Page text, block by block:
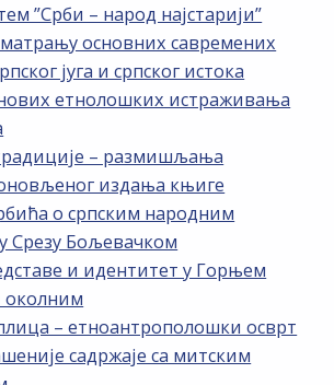
”Срби – народ најстарији”
основних савремених
југа и српског истока
етнолошких истраживања
– размишљања
издања књиге
о српским народним
Срезу Бољевачком
и идентитет у Горњем
– етноантрополошки осврт
садржаје са митским